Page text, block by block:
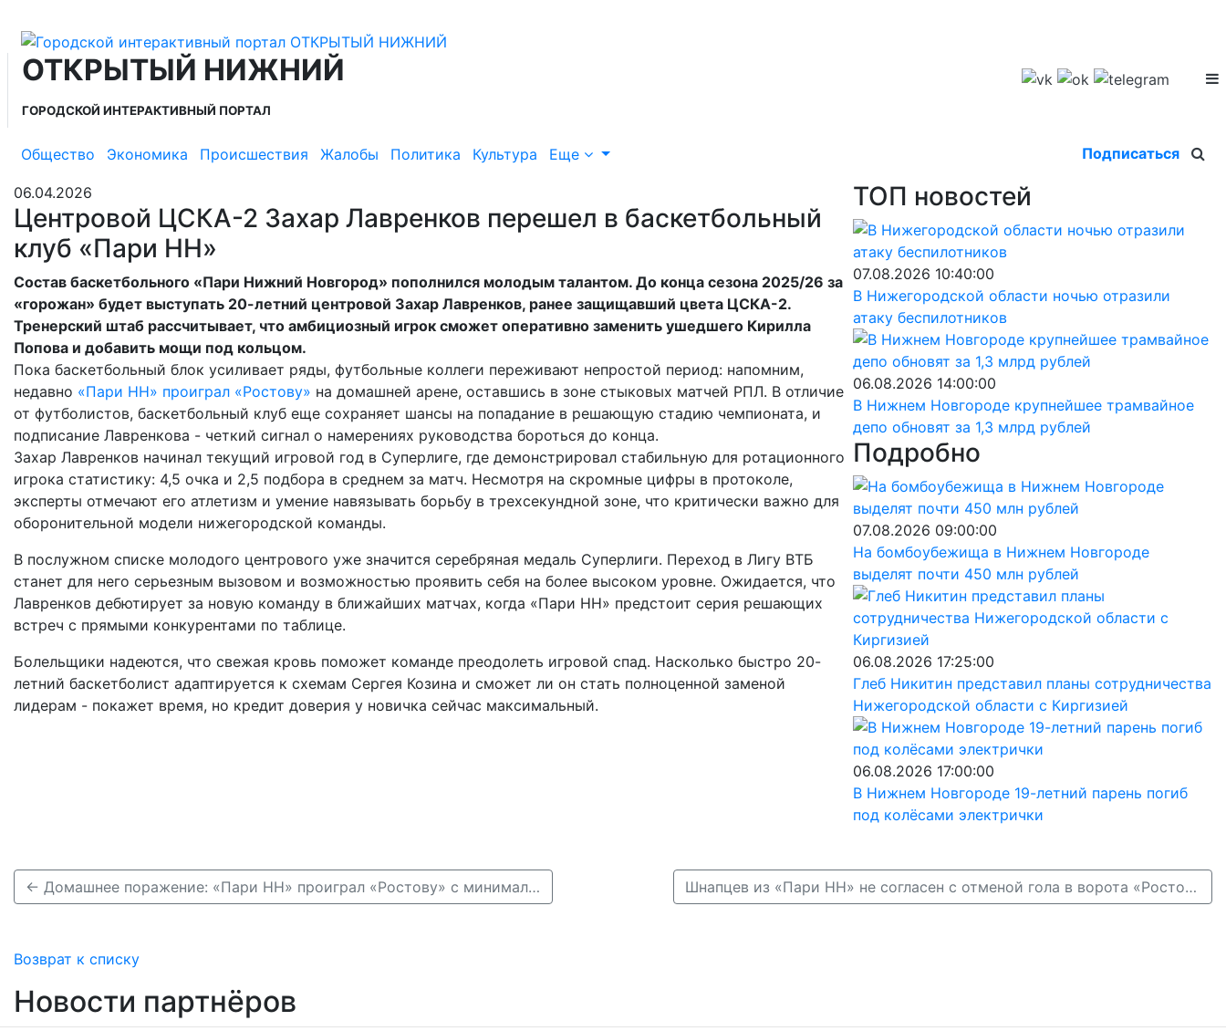
ОТКРЫТЫЙ НИЖНИЙ
ГОРОДСКОЙ ИНТЕРАКТИВНЫЙ ПОРТАЛ
Общество Экономика Происшествия Жалобы Политика Культура Еще Подписаться
06.04.2026
Центровой ЦСКА-2 Захар Лавренков перешел в баскетбольный
клуб «Пари НН»
Состав баскетбольного «Пари Нижний Новгород» пополнился молодым талантом. До конца сезона 2025/26 за
«горожан» будет выступать 20-летний центровой Захар Лавренков, ранее защищавший цвета ЦСКА-2.
Тренерский штаб рассчитывает, что амбициозный игрок сможет оперативно заменить ушедшего Кирилла
Попова и добавить мощи под кольцом.
Пока баскетбольный блок усиливает ряды, футбольные коллеги переживают непростой период: напомним,
недавно «Пари НН» проиграл «Ростову» на домашней арене, оставшись в зоне стыковых матчей РПЛ. В отличие
от футболистов, баскетбольный клуб еще сохраняет шансы на попадание в решающую стадию чемпионата, и
подписание Лавренкова - четкий сигнал о намерениях руководства бороться до конца.
Захар Лавренков начинал текущий игровой год в Суперлиге, где демонстрировал стабильную для ротационного
игрока статистику: 4,5 очка и 2,5 подбора в среднем за матч. Несмотря на скромные цифры в протоколе,
эксперты отмечают его атлетизм и умение навязывать борьбу в трехсекундной зоне, что критически важно для
оборонительной модели нижегородской команды.
В послужном списке молодого центрового уже значится серебряная медаль Суперлиги. Переход в Лигу ВТБ
станет для него серьезным вызовом и возможностью проявить себя на более высоком уровне. Ожидается, что
Лавренков дебютирует за новую команду в ближайших матчах, когда «Пари НН» предстоит серия решающих
встреч с прямыми конкурентами по таблице.
Болельщики надеются, что свежая кровь поможет команде преодолеть игровой спад. Насколько быстро 20-
летний баскетболист адаптируется к схемам Сергея Козина и сможет ли он стать полноценной заменой
лидерам - покажет время, но кредит доверия у новичка сейчас максимальный.
ТОП новостей
07.08.2026 10:40:00
В Нижегородской области ночью отразили
атаку беспилотников
06.08.2026 14:00:00
В Нижнем Новгороде крупнейшее трамвайное
депо обновят за 1,3 млрд рублей
Подробно
07.08.2026 09:00:00
На бомбоубежища в Нижнем Новгороде
выделят почти 450 млн рублей
06.08.2026 17:25:00
Глеб Никитин представил планы сотрудничества
Нижегородской области с Киргизией
06.08.2026 17:00:00
В Нижнем Новгороде 19-летний парень погиб
под колёсами электрички
← Домашнее поражение: «Пари НН» проиграл «Ростову» с минимальным счётом Шнапцев из «Пари НН» не согласен с отменой гола в ворота «Ростова» →
Возврат к списку
Новости партнёров